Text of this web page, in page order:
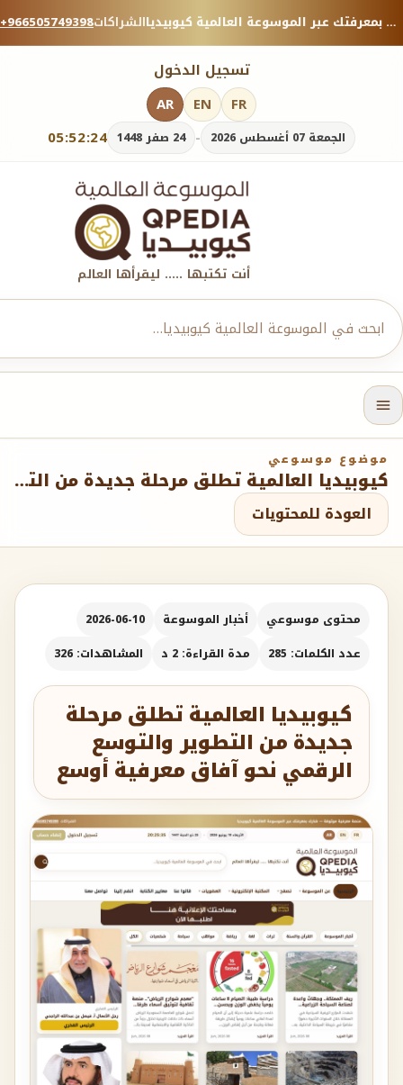
+966505749398الشراكات منصة معرفية موثوقة — شارك بمعرفتك عبر الموسوعة العالمية كيوبيديا.
تسجيل الدخول
05:52:26 الجمعة 07 أغسطس 2026 - 24 صفر 1448
AR EN FR
أنت تكتبها ..... ليقرأها العالم
موضوع موسوعي
كيوبيديا العالمية تطلق مرحلة جديدة من التطوير والتوسع الرقمي نحو آفاق معرفية أوسع
العودة للمحتويات
محتوى موسوعي أخبار الموسوعة
2026-06-10
عدد الكلمات: 285
مدة القراءة: 2 د المشاهدات: 326
كيوبيديا العالمية تطلق مرحلة
جديدة من التطوير والتوسع
الرقمي نحو آفاق معرفية أوسع